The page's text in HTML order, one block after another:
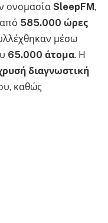
ονομασία SleepFM,
585.000 ώρες
μέσω
65.000 άτομα. Η
διαγνωστική
καθώς